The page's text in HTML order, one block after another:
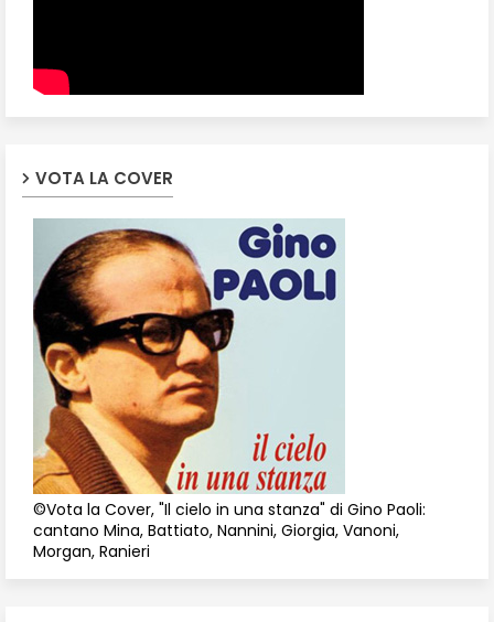
VOTA LA COVER
©Vota la Cover, "Il cielo in una stanza" di Gino Paoli:
cantano Mina, Battiato, Nannini, Giorgia, Vanoni,
Morgan, Ranieri